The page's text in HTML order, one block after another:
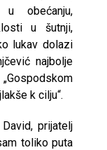
obećanju,
u šutnji,
lukav dolazi
najbolje
k cilju“.
prijatelj
toliko puta